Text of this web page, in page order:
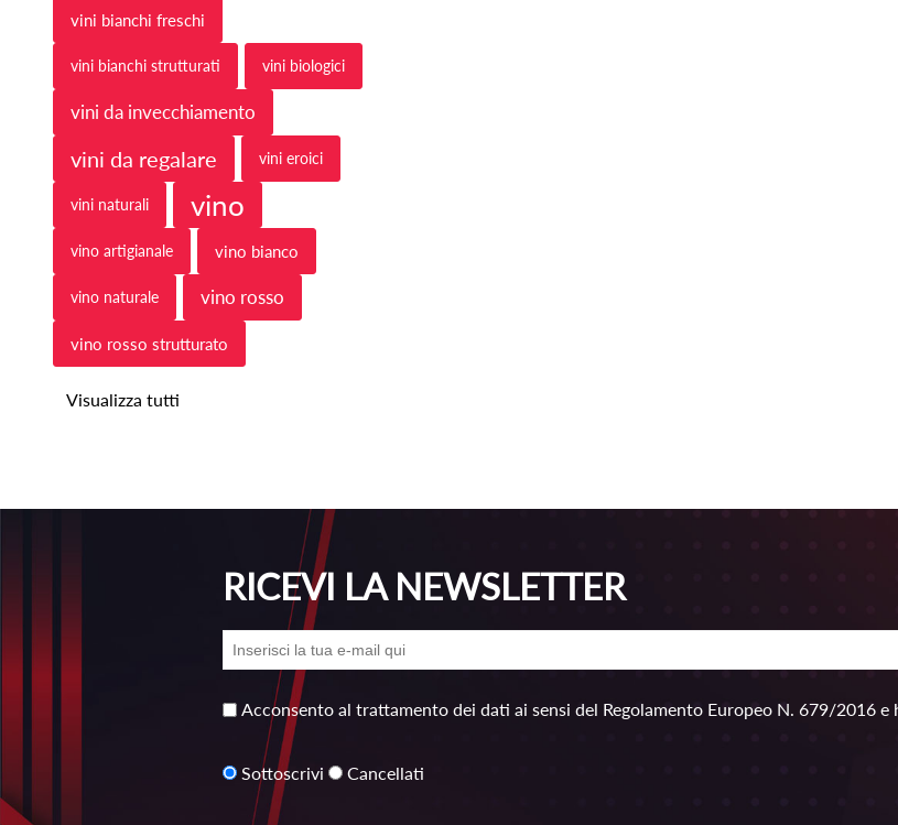
vini bianchi freschi
vini bianchi strutturati vini biologici
vini da invecchiamento
vini da regalare vini eroici
vini naturali vino
vino artigianale vino bianco
vino naturale vino rosso
vino rosso strutturato
Visualizza tutti
RICEVI LA NEWSLETTER
Acconsento al trattamento dei dati ai sensi del Regolamento Europeo N. 679/2016
Sottoscrivi Cancellati